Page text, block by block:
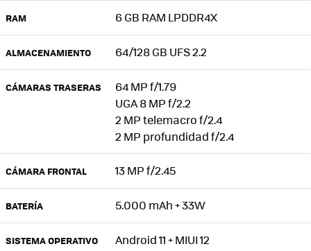
RAM 6 GB RAM LPDDR4X
ALMACENAMIENTO 64/128 GB UFS 2.2
CÁMARAS TRASERAS
64 MP f/1.79
UGA 8 MP f/2.2
2 MP telemacro f/2.4
2 MP profundidad f/2.4
CÁMARA FRONTAL 13 MP f/2.45
BATERÍA 5.000 mAh + 33W
SISTEMA OPERATIVO Android 11 + MIUI 12